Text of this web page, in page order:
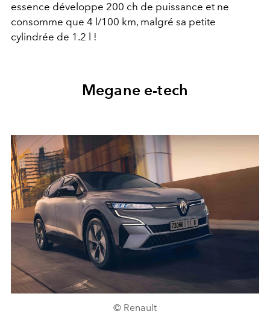
essence développe 200 ch de puissance et ne
consomme que 4 l/100 km, malgré sa petite
cylindrée de 1.2 l !
Megane e-tech
© Renault